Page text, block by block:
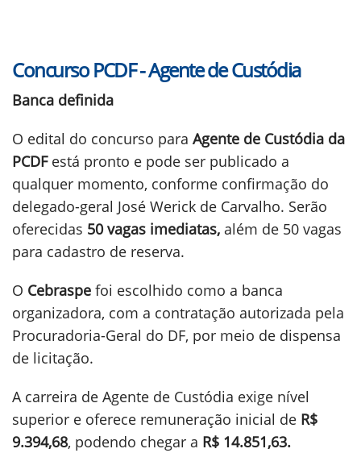
Concurso PCDF - Agente de Custódia
Banca definida
O edital do concurso para Agente de Custódia da
PCDFestá pronto e pode ser publicado a
qualquer momento, conforme confirmação do
delegado-geral José Werick de Carvalho. Serão
oferecidas 50 vagas imediatas, além de 50 vagas
para cadastro de reserva.
O Cebraspe foi escolhido como a banca
organizadora, com a contratação autorizada pela
Procuradoria-Geral do DF, por meio de dispensa
de licitação.
A carreira de Agente de Custódia exige nível
superior e oferece remuneração inicial de R$
9.394,68, podendo chegar a R$ 14.851,63.